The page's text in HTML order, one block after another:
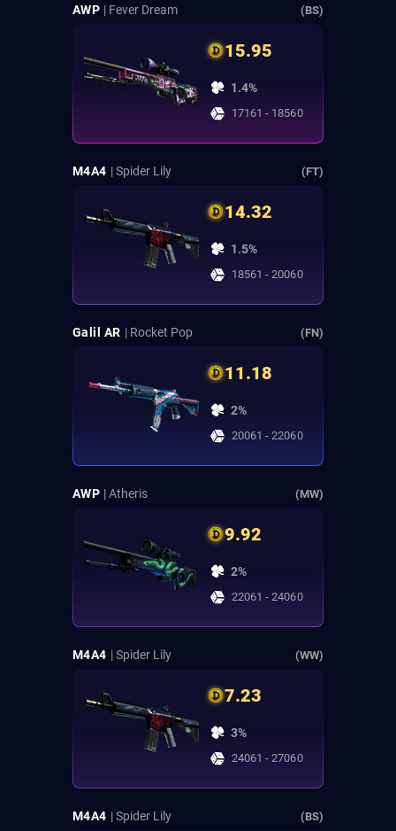
AWP | Fever Dream (BS)
15.95
1.4%
17161 - 18560
M4A4 | Spider Lily (FT)
14.32
1.5%
18561 - 20060
Galil AR | Rocket Pop (FN)
11.18
2%
20061 - 22060
AWP | Atheris (MW)
9.92
2%
22061 - 24060
M4A4 | Spider Lily (WW)
7.23
3%
24061 - 27060
M4A4 | Spider Lily (BS)